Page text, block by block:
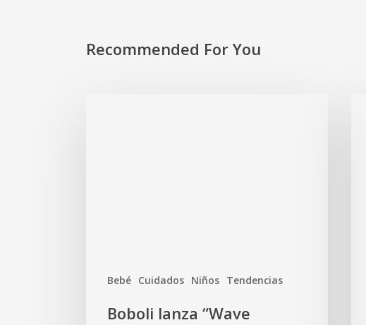
Recommended For You
Bebé Cuidados Niños Tendencias
Boboli lanza “Wave